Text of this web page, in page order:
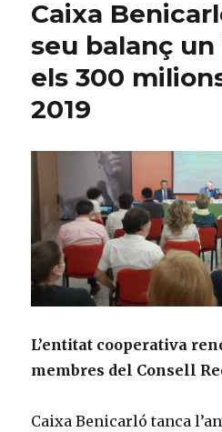
Caixa
seu balanç un
els 300
2019
L’entitat cooperativa
membres del Consell
Caixa Benicarló tanca